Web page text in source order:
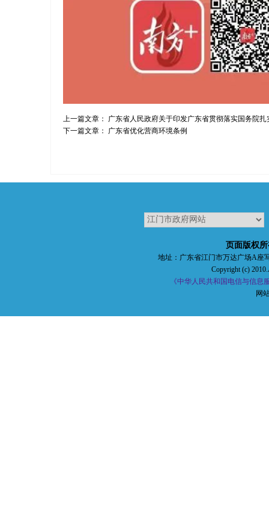
上一篇文章： 广东省人民政府关于印发广东省贯彻落实国务院
下一篇文章： 广东省优化营商环境条例
页面版权
地址：广东省江门市万达广场A座
Copyright (c)
《中华人民共和国电信与信息
网